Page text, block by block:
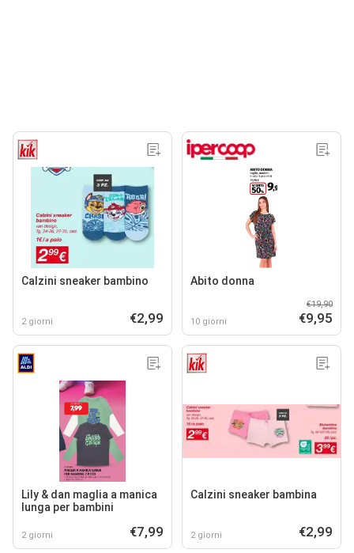
Calzini sneaker bambino
2 giorni €2,99
Abito donna
10 giorni
€19,90
€9,95
Lily & dan maglia a manica
lunga per bambini
2 giorni €7,99
Calzini sneaker bambina
2 giorni €2,99